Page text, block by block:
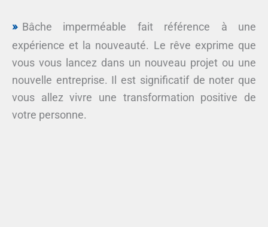
Bâche imperméable fait référence à une
expérience et la nouveauté. Le rêve exprime que
vous vous lancez dans un nouveau projet ou une
nouvelle entreprise. Il est significatif de noter que
vous allez vivre une transformation positive de
votre personne.